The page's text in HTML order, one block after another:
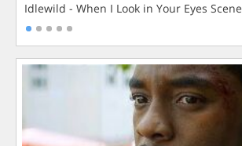
Idlewild - When I Look in Your Eyes Scene